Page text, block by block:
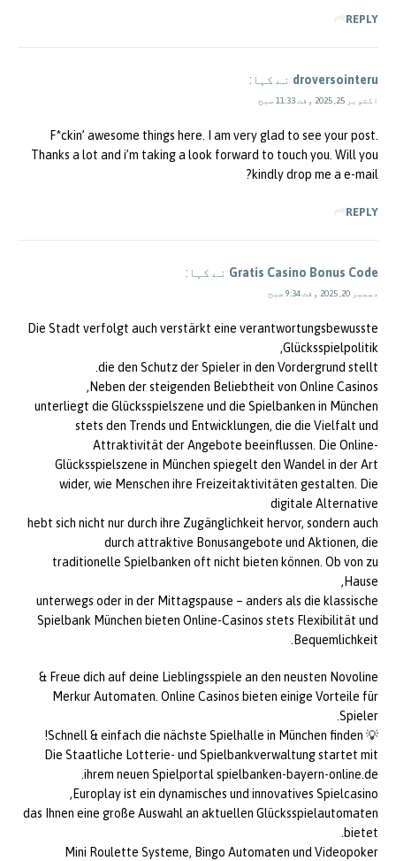
REPLY
droversointeru نے کہا:
اکتوبر 25, 2025 وقت 11:33 صبح
F*ckin’ awesome things here. I am very glad to see your post.
Thanks a lot and i’m taking a look forward to touch you. Will you
kindly drop me a e-mail?
REPLY
Gratis Casino Bonus Code نے کہا:
دسمبر 20, 2025 وقت 9:34 صبح
Die Stadt verfolgt auch verstärkt eine verantwortungsbewusste
Glücksspielpolitik,
die den Schutz der Spieler in den Vordergrund stellt.
Neben der steigenden Beliebtheit von Online Casinos,
unterliegt die Glücksspielszene und die Spielbanken in München
stets den Trends und Entwicklungen, die die Vielfalt und
Attraktivität der Angebote beeinflussen. Die Online-
Glücksspielszene in München spiegelt den Wandel in der Art
wider, wie Menschen ihre Freizeitaktivitäten gestalten. Die
digitale Alternative
hebt sich nicht nur durch ihre Zugänglichkeit hervor, sondern auch
durch attraktive Bonusangebote und Aktionen, die
traditionelle Spielbanken oft nicht bieten können. Ob von zu
Hause,
unterwegs oder in der Mittagspause – anders als die klassische
Spielbank München bieten Online-Casinos stets Flexibilität und
Bequemlichkeit.
Freue dich auf deine Lieblingsspiele an den neusten Novoline &
Merkur Automaten. Online Casinos bieten einige Vorteile für
Spieler.
💡 Schnell & einfach die nächste Spielhalle in München finden!
Die Staatliche Lotterie- und Spielbankverwaltung startet mit
ihrem neuen Spielportal spielbanken-bayern-online.de.
Europlay ist ein dynamisches und innovatives Spielcasino,
das Ihnen eine große Auswahl an aktuellen Glücksspielautomaten
bietet.
Mini Roulette Systeme, Bingo Automaten und Videopoker